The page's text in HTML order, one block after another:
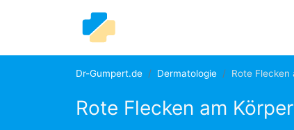
Dr-Gumpert.de Dermatologie Rote Flecken
Rote Flecken am